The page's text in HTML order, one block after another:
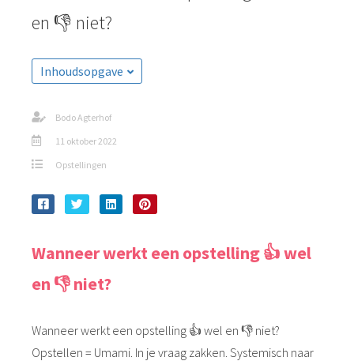
en 👎 niet?
Inhoudsopgave
Bodo Agterhof
11 oktober 2022
Opstellingen
Wanneer werkt een opstelling 👍 wel
en 👎 niet?
Wanneer werkt een opstelling 👍 wel en 👎 niet?
Opstellen = Umami. In je vraag zakken. Systemisch naar